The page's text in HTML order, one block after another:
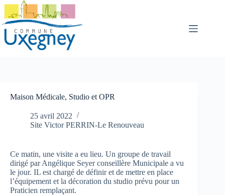
Passer
contenu
Maison Médicale, Studio et OPR
25 avril 2022
Site Victor PERRIN-Le Renouveau
Ce matin, une visite a eu lieu. Un groupe de travail
dirigé par Angélique Seyer conseillère Municipale a vu
le jour. IL est chargé de définir et de mettre en place
l’équipement et la décoration du studio prévu pour un
Praticien remplaçant.